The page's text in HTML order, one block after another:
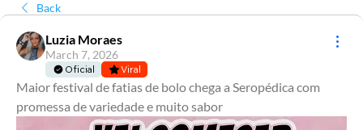
Back
Luzia Moraes
March 7, 2026
Oficial Viral
Maior festival de fatias de bolo chega a Seropédica com
promessa de variedade e muito sabor